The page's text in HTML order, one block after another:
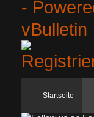
Startseite